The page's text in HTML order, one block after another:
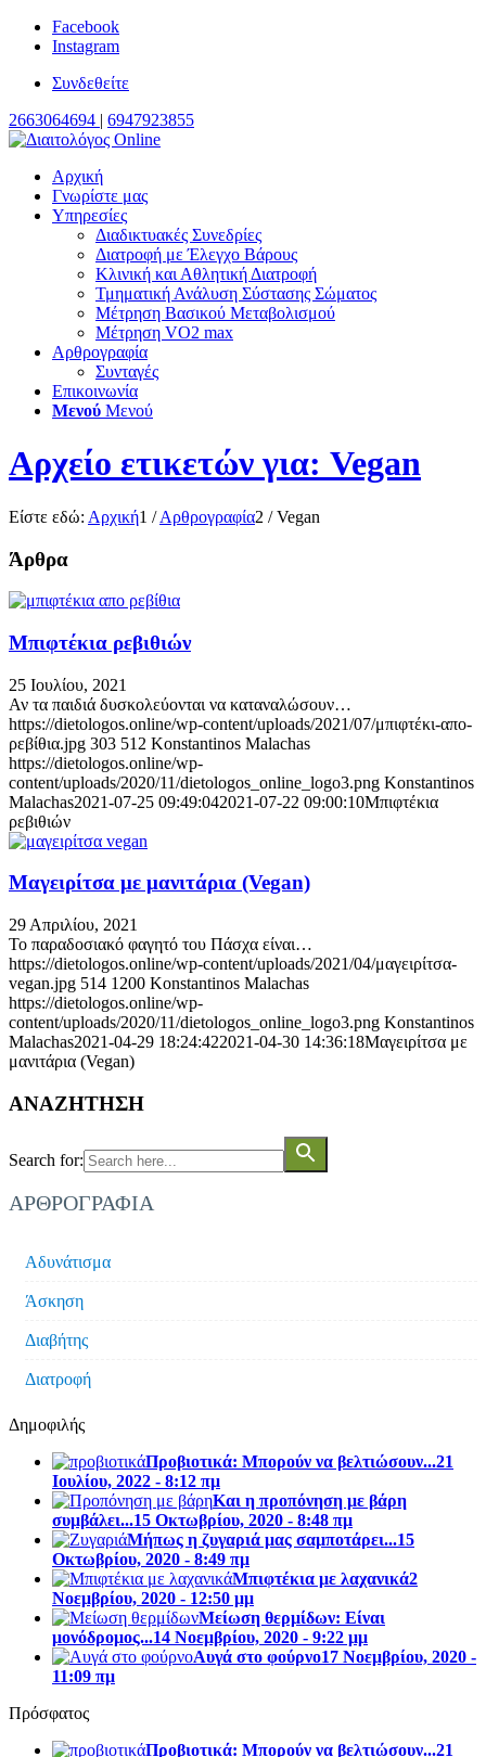
Facebook
Instagram
Συνδεθείτε
2663064694 | 6947923855
Αρχική
Γνωρίστε μας
Yπηρεσίες
Διαδικτυακές Συνεδρίες
Διατροφή με Έλεγχο Βάρους
Κλινική και Αθλητική Διατροφή
Τμηματική Ανάλυση Σύστασης Σώματος
Μέτρηση Βασικού Μεταβολισμού
Μέτρηση VO2 max
Αρθρογραφία
Συνταγές
Επικοινωνία
Μενού Μενού
Αρχείο ετικετών για: Vegan
Είστε εδώ: Αρχική1 / Αρθρογραφία2 / Vegan
Άρθρα
Μπιφτέκια ρεβιθιών
25 Ιουλίου, 2021
Αν τα παιδιά δυσκολεύονται να καταναλώσουν…
https://dietologos.online/wp-content/uploads/2021/07/μπιφτέκι-απο-
ρεβίθια.jpg 303 512 Konstantinos Malachas
https://dietologos.online/wp-
content/uploads/2020/11/dietologos_online_logo3.png Konstantinos
Malachas2021-07-25 09:49:042021-07-22 09:00:10Μπιφτέκια
ρεβιθιών
Μαγειρίτσα με μανιτάρια (Vegan)
29 Απριλίου, 2021
Το παραδοσιακό φαγητό του Πάσχα είναι…
https://dietologos.online/wp-content/uploads/2021/04/μαγειρίτσα-
vegan.jpg 514 1200 Konstantinos Malachas
https://dietologos.online/wp-
content/uploads/2020/11/dietologos_online_logo3.png Konstantinos
Malachas2021-04-29 18:24:422021-04-30 14:36:18Μαγειρίτσα με
μανιτάρια (Vegan)
ΑΝΑΖΗΤΗΣΗ
Search for:
ΑΡΘΡΟΓΡΑΦΊΑ
Αδυνάτισμα
Άσκηση
Διαβήτης
Διατροφή
Δημοφιλής
Προβιοτικά: Μπορούν να βελτιώσουν...21
Ιουλίου, 2022 - 8:12 πμ
Και η προπόνηση με βάρη
συμβάλει...15 Οκτωβρίου, 2020 - 8:48 πμ
Μήπως η ζυγαριά μας σαμποτάρει...15
Οκτωβρίου, 2020 - 8:49 πμ
Μπιφτέκια με λαχανικά2
Νοεμβρίου, 2020 - 12:50 μμ
Μείωση θερμίδων: Είναι
μονόδρομος...14 Νοεμβρίου, 2020 - 9:22 μμ
Αυγά στο φούρνο17 Νοεμβρίου, 2020 -
11:09 πμ
Πρόσφατος
Προβιοτικά: Μπορούν να βελτιώσουν...21